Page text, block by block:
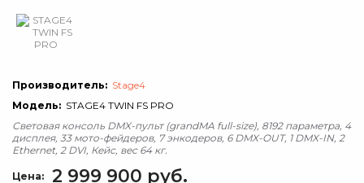
Производитель: Stage4
Модель: STAGE4 TWIN FS PRO
Световая консоль DMX-пульт (grandMA full-size), 8192 параметра, 4
дисплея, 33 мото-фейдеров, 7 энкодеров, 6 DMX-OUT, 1 DMX-IN, 2
Ethernet, 2 DVI, Кейс, вес 64 кг.
Цена: 2 999 900 руб.